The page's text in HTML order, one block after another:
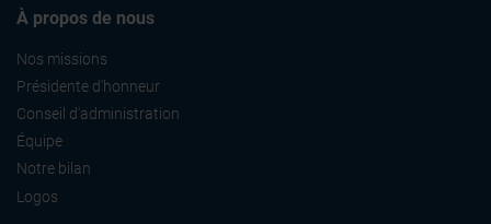
À propos de nous
Nos missions
Présidente d'honneur
Conseil d'administration
Équipe
Notre bilan
Logos